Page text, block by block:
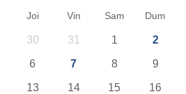
Joi Vin Sam Dum
30 31 1 2
6 7 8 9
13 14 15 16